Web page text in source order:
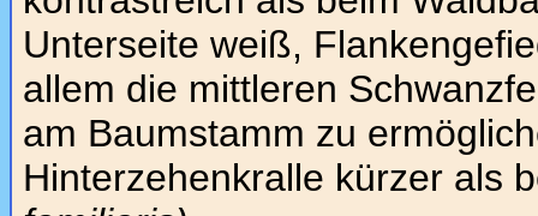
Unterseite weiß,
allem die mittleren
am Baumstamm zu
Hinterzehenkralle kürzer als